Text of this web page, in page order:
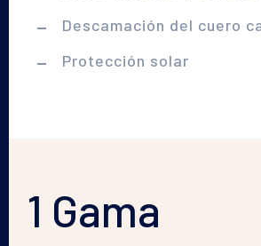
Descamación del cuero
Protección solar
1 Gama